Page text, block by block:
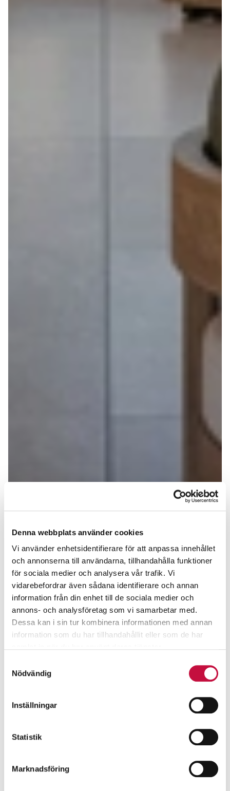
Denna webbplats använder cookies
Vi använder enhetsidentifierare för att anpassa innehållet
och annonserna till användarna, tillhandahålla funktioner
för sociala medier och analysera vår trafik. Vi
vidarebefordrar även sådana identifierare och annan
information från din enhet till de sociala medier och
annons- och analysföretag som vi samarbetar med.
Dessa kan i sin tur kombinera informationen med annan
information som du har tillhandahållit eller som de har
Nödvändig
Inställningar
Statistik
Marknadsföring